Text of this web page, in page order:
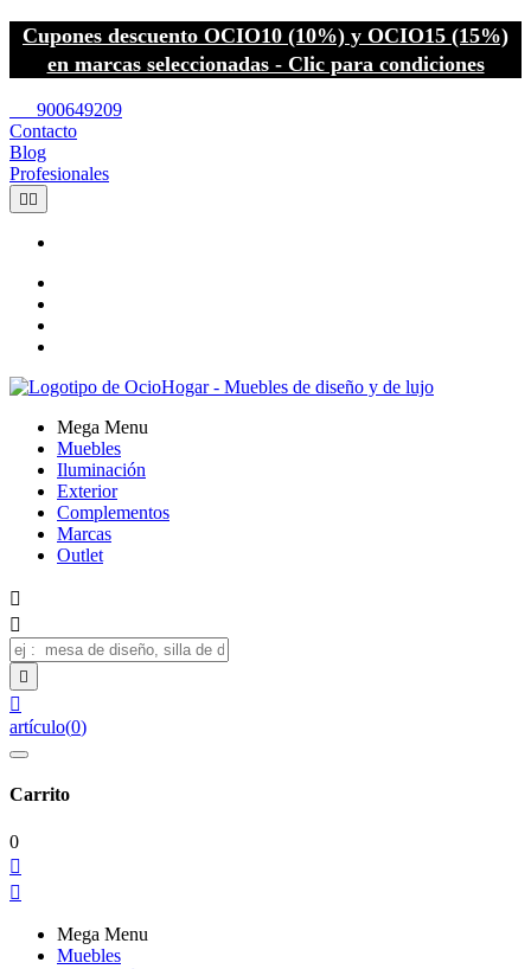
Cupones descuento OCIO10 (10%) y OCIO15 (15%)
en marcas seleccionadas - Clic para condiciones
900649209
Contacto
Blog
Profesionales
 
Mega Menu
Muebles
Iluminación
Exterior
Complementos
Marcas
Outlet




artículo(0)
Carrito
0


Mega Menu
Muebles